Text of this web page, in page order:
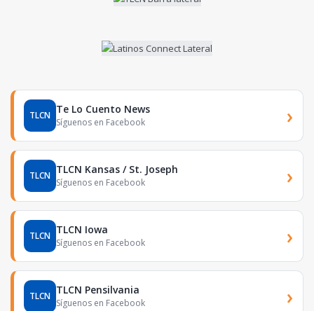
TLCN Te Lo Cuento News
Síguenos en Facebook ›
TLCN TLCN Kansas / St. Joseph
Síguenos en Facebook ›
TLCN TLCN Iowa
Síguenos en Facebook ›
TLCN TLCN Pensilvania
Síguenos en Facebook ›